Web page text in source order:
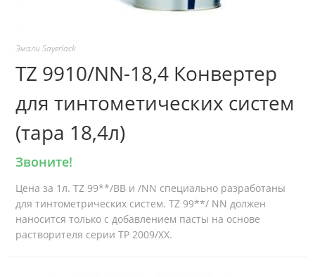
Эмали Sayerlack
TZ 9910/NN-18,4 Конвертер
для тинтометических систем
(тара 18,4л)
Звоните!
Цена за 1л. TZ 99**/BB и /NN специально разработаны
для тинтометрических систем. TZ 99**/ NN должен
наносится только с добавлением пасты на основе
растворителя серии TP 2009/XX.